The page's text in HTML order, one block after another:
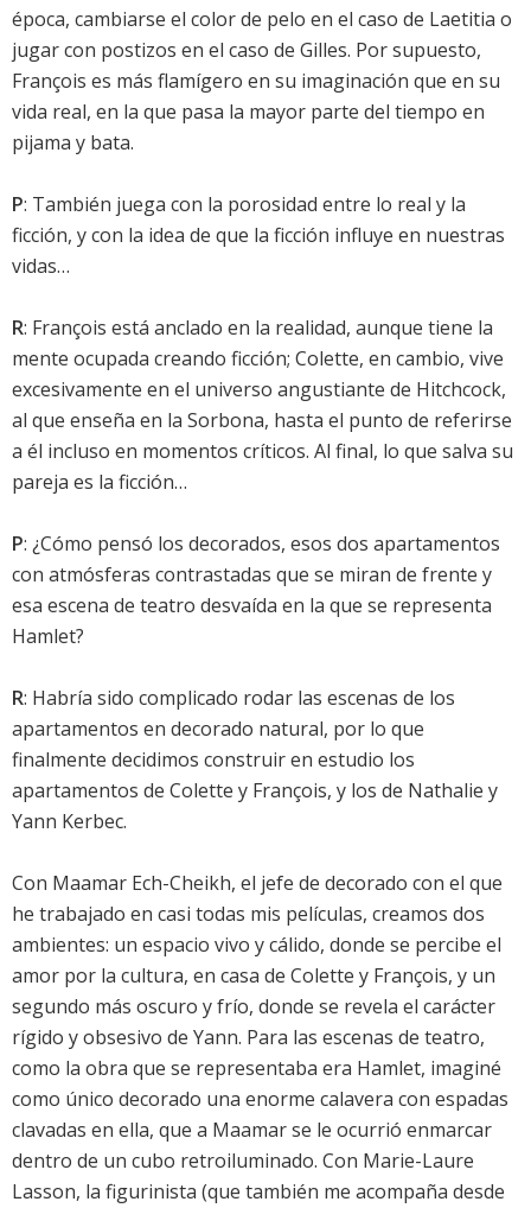
época, cambiarse el color de pelo en el caso de Laetitia o
jugar con postizos en el caso de Gilles. Por supuesto,
François es más flamígero en su imaginación que en su
vida real, en la que pasa la mayor parte del tiempo en
pijama y bata.
P: También juega con la porosidad entre lo real y la
ficción, y con la idea de que la ficción influye en nuestras
vidas…
R: François está anclado en la realidad, aunque tiene la
mente ocupada creando ficción; Colette, en cambio, vive
excesivamente en el universo angustiante de Hitchcock,
al que enseña en la Sorbona, hasta el punto de referirse
a él incluso en momentos críticos. Al final, lo que salva su
pareja es la ficción…
P: ¿Cómo pensó los decorados, esos dos apartamentos
con atmósferas contrastadas que se miran de frente y
esa escena de teatro desvaída en la que se representa
Hamlet?
R: Habría sido complicado rodar las escenas de los
apartamentos en decorado natural, por lo que
finalmente decidimos construir en estudio los
apartamentos de Colette y François, y los de Nathalie y
Yann Kerbec.
Con Maamar Ech-Cheikh, el jefe de decorado con el que
he trabajado en casi todas mis películas, creamos dos
ambientes: un espacio vivo y cálido, donde se percibe el
amor por la cultura, en casa de Colette y François, y un
segundo más oscuro y frío, donde se revela el carácter
rígido y obsesivo de Yann. Para las escenas de teatro,
como la obra que se representaba era Hamlet, imaginé
como único decorado una enorme calavera con espadas
clavadas en ella, que a Maamar se le ocurrió enmarcar
dentro de un cubo retroiluminado. Con Marie-Laure
Lasson, la figurinista (que también me acompaña desde